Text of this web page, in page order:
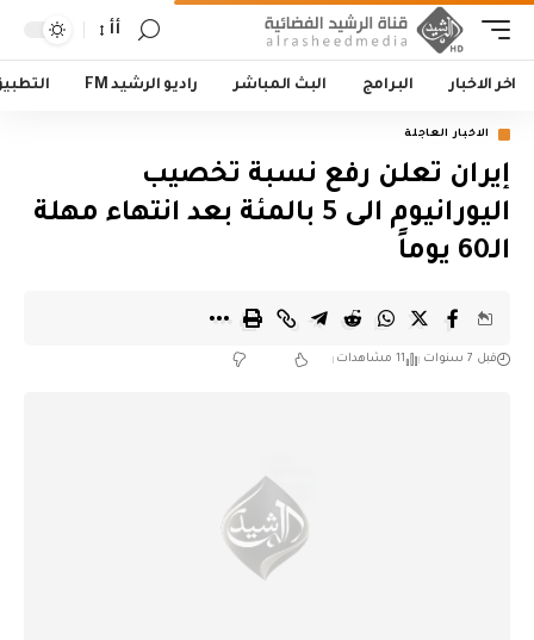
أأ
اخر الاخبار البرامج البث المباشر راديو الرشيد FM
الاخبار العاجلة
إيران تعلن رفع نسبة تخصيب
اليورانيوم الى 5 بالمئة بعد انتهاء مهلة
الـ60 يوماً
قبل 7 سنوات 11 مشاهدات